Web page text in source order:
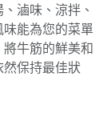
滷味、涼拌、
能為您的菜單
牛筋的鮮美和
然保持最佳狀